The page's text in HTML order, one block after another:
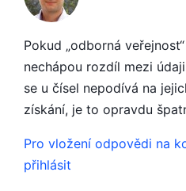
Pokud „odborná
nechápou rozdíl mezi
se u čísel nepodívá na
získání, je to opravdu
Pro vložení odpovědi na
přihlásit